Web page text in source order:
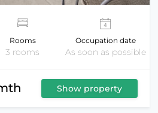
Rooms
3 rooms
Occupation date
As soon as possible
Show property